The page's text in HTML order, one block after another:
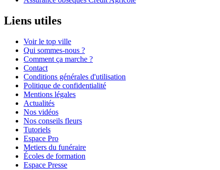
Liens utiles
Voir le top ville
Qui sommes-nous ?
Comment ça marche ?
Contact
Conditions générales d'utilisation
Politique de confidentialité
Mentions légales
Actualités
Nos vidéos
Nos conseils fleurs
Tutoriels
Espace Pro
Metiers du funéraire
Écoles de formation
Espace Presse